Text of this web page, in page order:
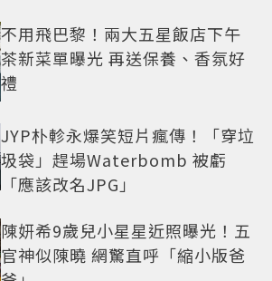
不用飛巴黎！兩大五星飯店下午
茶新菜單曝光 再送保養、香氛好
禮
JYP朴軫永爆笑短片瘋傳！「穿垃
圾袋」趕場Waterbomb 被虧
「應該改名JPG」
陳妍希9歲兒小星星近照曝光！五
官神似陳曉 網驚直呼「縮小版爸